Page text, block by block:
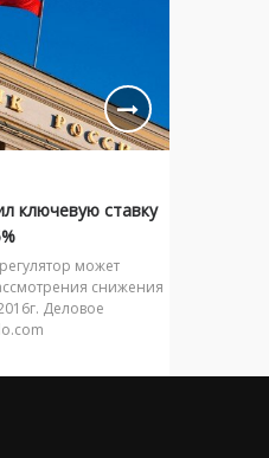
ключевую ставку
может
снижения
Деловое